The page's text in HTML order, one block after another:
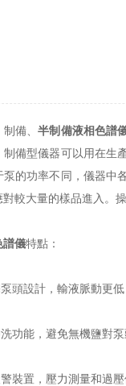
備、半制備液相色譜
制備型儀器可以用在生
泵的功率不同，儀器中
較大量的樣品進入。
譜儀特點：
設計，輸液脈動更低
能，避免無機鹽對泵
置，壓力測量和過壓